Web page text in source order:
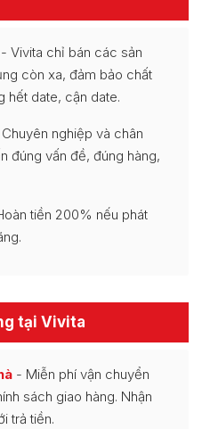
- Vivita chỉ bán các sản
còn xa, đảm bảo chất
hết date, cận date.
nghiệp và chân
đúng vấn đề, đúng hàng,
tiền 200% nếu phát
tại Vivita
- Miễn phí vận chuyển
sách giao hàng. Nhận
trả tiền.